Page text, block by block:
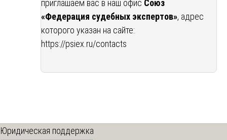
приглашаем вас в наш офис Союз
«Федерация судебных экспертов», адрес
которого указан на сайте:
https://psiex.ru/contacts
Юридическая поддержка